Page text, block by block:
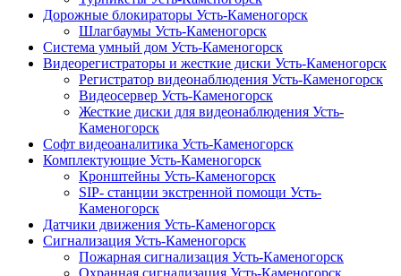
Дорожные блокираторы Усть-Каменогорск
Шлагбаумы Усть-Каменогорск
Система умный дом Усть-Каменогорск
Видеорегистраторы и жесткие диски Усть-Каменогорск
Регистратор видеонаблюдения Усть-Каменогорск
Видеосервер Усть-Каменогорск
Жесткие диски для видеонаблюдения Усть-
Каменогорск
Софт видеоаналитика Усть-Каменогорск
Комплектующие Усть-Каменогорск
Кронштейны Усть-Каменогорск
SIP- станции экстренной помощи Усть-
Каменогорск
Датчики движения Усть-Каменогорск
Сигнализация Усть-Каменогорск
Пожарная сигнализация Усть-Каменогорск
Охранная сигнализация Усть-Каменогорск